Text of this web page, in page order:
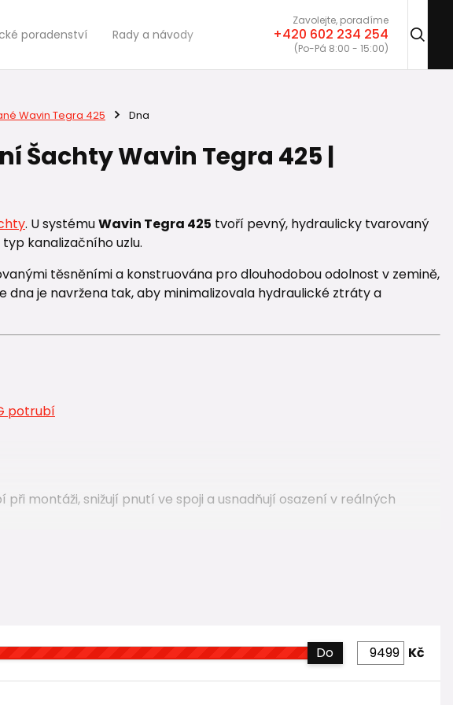
poradenství Rady a návody
Zavolejte, poradíme
+420 602 234 254
(Po-Pá 8:00 - 15:00)
Wavin Tegra 425 Dna
Šachty Wavin Tegra 425 |
. U systémuWavin Tegra 425 tvoří pevný, hydraulicky tvarovaný
kanalizačního uzlu.
těsněními a konstruována pro dlouhodobou odolnost v zemině,
je navržena tak, aby minimalizovala hydraulické ztráty a
potrubí
montáži, snižují pnutí ve spoji a usnadňují osazení v reálných
Do Kč